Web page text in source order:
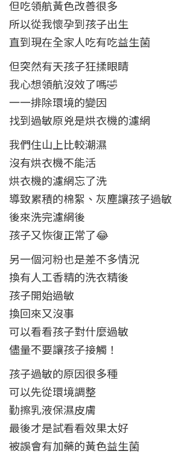
但吃領航黃色改善很多
所以從我懷孕到孩子出生
直到現在全家人吃有吃益生菌
但突然有天孩子狂揉眼睛
我心想領航沒效了嗎🤣
一一排除環境的變因
找到過敏原兇是烘衣機的濾網
我們住山上比較潮濕
沒有烘衣機不能活
烘衣機的濾網忘了洗
導致累積的棉絮、灰塵讓孩子過敏
後來洗完濾網後
孩子又恢復正常了😂
另一個河粉也是差不多情況
換有人工香精的洗衣精後
孩子開始過敏
換回來又沒事
可以看看孩子對什麼過敏
儘量不要讓孩子接觸！
孩子過敏的原因很多種
可以先從環境調整
勤擦乳液保濕皮膚
最後才是試看看效果太好
被誤會有加藥的黃色益生菌